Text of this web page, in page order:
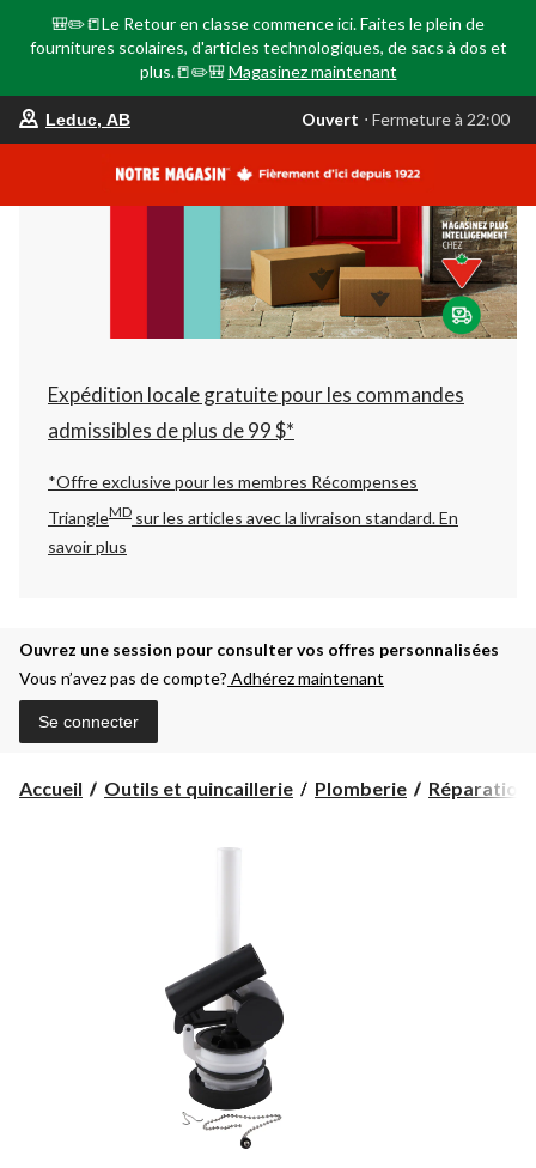
🎒✏️📒Le Retour en classe commence ici. Faites le plein de
fournitures scolaires, d'articles technologiques, de sacs à dos et
plus.📒✏️🎒 Magasinez maintenant
votre
est
AB,
Ouvert,
Fermeture
à
22:00
changer
Leduc, AB Ouvert ⋅ Fermeture à 22:00
Expédition locale gratuite pour les commandes
admissibles de plus de 99 $*
*Offre exclusive pour les membres Récompenses
TriangleMD sur les articles avec la livraison standard.En
savoir plus
Ouvrez une session pour consulter vos offres personnalisées
Vous n’avez pas de compte? Adhérez maintenant
Se connecter
Accueil Outils et quincaillerie Plomberie